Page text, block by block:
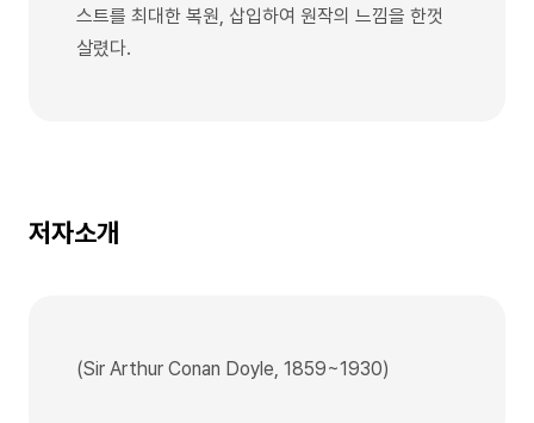
스트를 최대한 복원, 삽입하여 원작의 느낌을 한껏
살렸다.
저자소개
(Sir Arthur Conan Doyle, 1859~1930)